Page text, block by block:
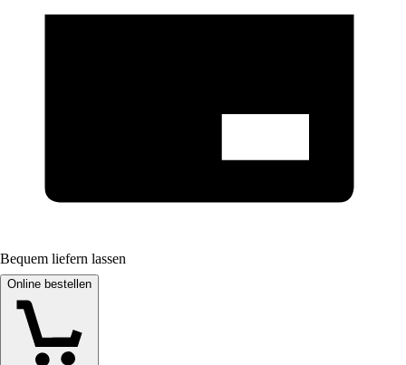
Bequem liefern lassen
Online bestellen